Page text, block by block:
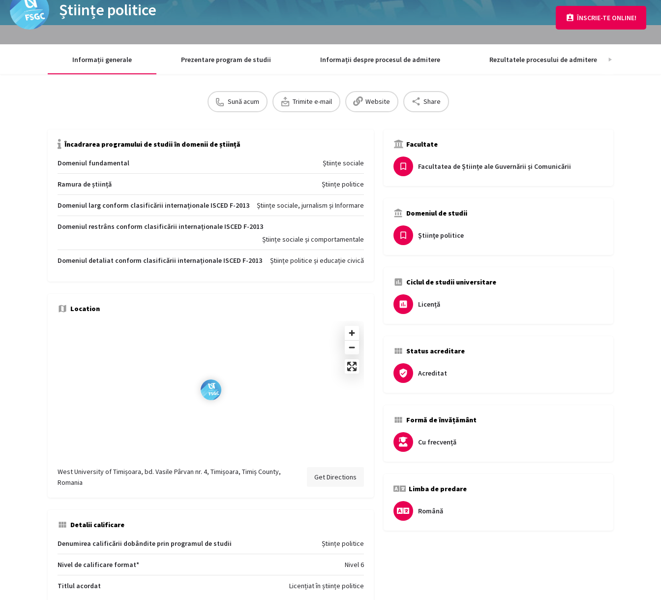
Științe politice ÎNSCRIE-TE ONLINE!
Informații generale Prezentare program de studii Informații despre procesul de admitere Rezultatele procesului de admitere
Sună acum Trimite e-mail Website Share
Încadrarea programului de studii în domenii de știință
Domeniul fundamental Științe sociale
Ramura de știință Științe politice
Domeniul larg conform clasificării internaționale ISCED F-2013 Științe sociale, jurnalism și Informare
Domeniul restrâns conform clasificării internaționale ISCED F-2013
Științe sociale și comportamentale
Domeniul detaliat conform clasificării internaționale ISCED F-2013 Științe politice și educație civică
Location
West University of Timișoara, bd. Vasile Pârvan nr. 4, Timișoara, Timiș County,
Romania
Get Directions
Detalii calificare
Denumirea calificării dobândite prin programul de studii Științe politice
Nivel de calificare format* Nivel 6
Titlul acordat Licențiat în științe politice
Facultate
Facultatea de Științe ale Guvernării și Comunicării
Domeniul de studii
Ştiinţe politice
Ciclul de studii universitare
Licență
Status acreditare
Acreditat
Formă de învățământ
Cu frecvență
Limba de predare
Română